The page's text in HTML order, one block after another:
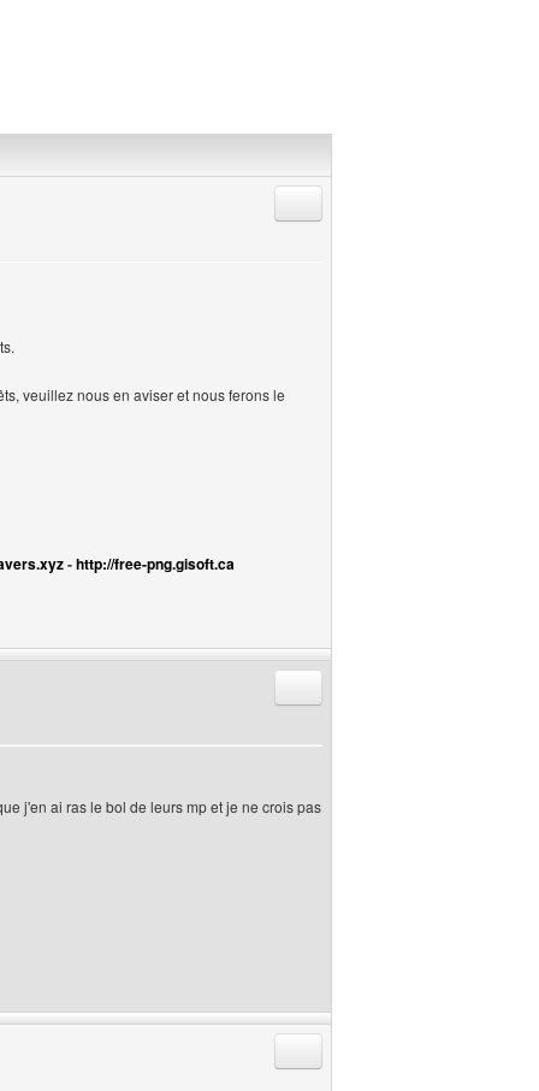
veuillez nous en aviser et nous ferons le
-http://free-png.gisoft.ca
j'en ai ras le bol de leurs mp et je ne crois pas